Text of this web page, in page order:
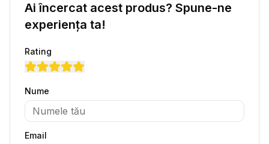
Ai încercat acest produs? Spune-ne
experiența ta!
Rating
Nume
Email